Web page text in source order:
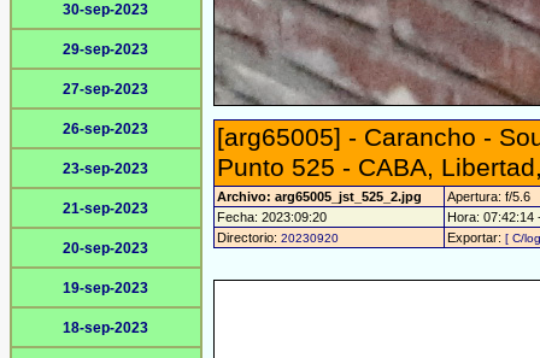
30-sep-2023
29-sep-2023
27-sep-2023
26-sep-2023
23-sep-2023
21-sep-2023
20-sep-2023
19-sep-2023
18-sep-2023
[arg65005] - Carancho -
Punto 525 - CABA,
Archivo: arg65005_jst_525_2.jpg
Apertura: f/5.6
Fecha: 2023:09:20
Hora: 07:42:14
Directorio: 20230920 Exportar: [ C/